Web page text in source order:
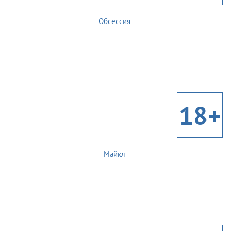
Обсессия
18+
Майкл